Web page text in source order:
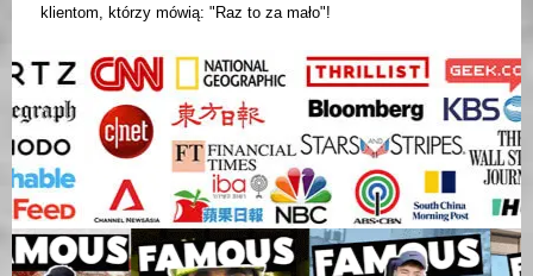
klientom, którzy mówią: "Raz to za mało"!